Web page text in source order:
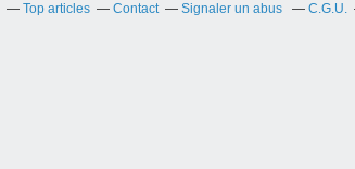
Top articles Contact Signaler un abus C.G.U.